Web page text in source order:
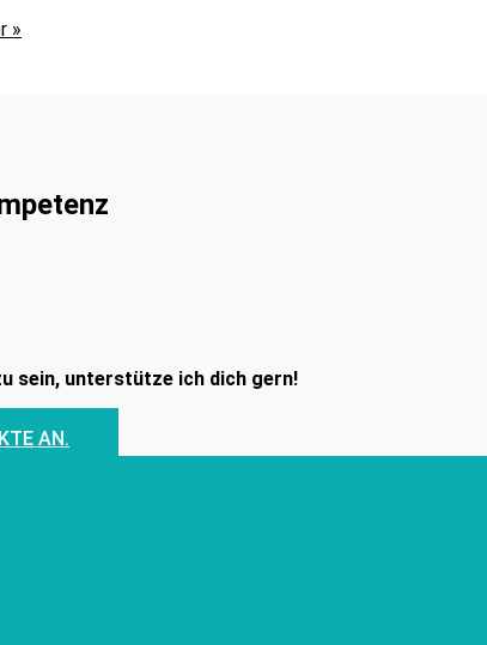
»
sein, unterstütze ich dich gern!
AN.